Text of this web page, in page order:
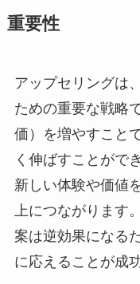
重要性
アップセリングは
ための重要な戦略
価）を増やすこと
く伸ばすことがで
新しい体験や価値
上につながります
案は逆効果になる
に応えることが成